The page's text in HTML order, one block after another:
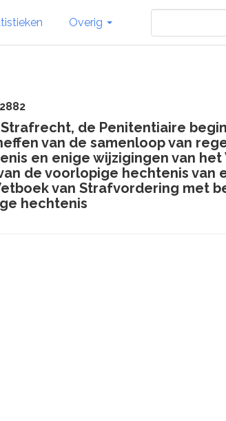
Overig
de Penitentiaire
van de samenloop van
en enige wijzigingen van het
de voorlopige hechtenis van
van Strafvordering met
hechtenis